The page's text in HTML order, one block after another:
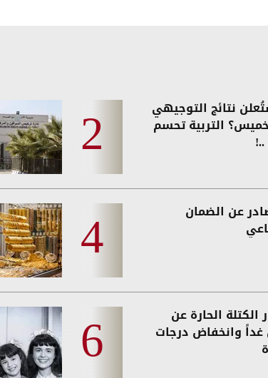
نتائج التوجيهي
التربية تحسم
عن الضمان
الكتلة الحارة عن
غداً وانخفاض درجات